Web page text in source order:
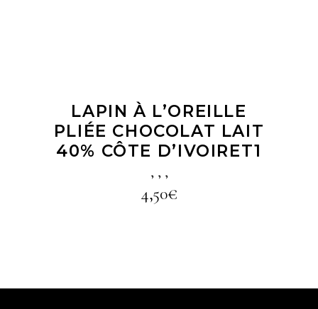
LAPIN À L’OREILLE
PLIÉE CHOCOLAT LAIT
40% CÔTE D’IVOIRET1
, , ,
4,50€